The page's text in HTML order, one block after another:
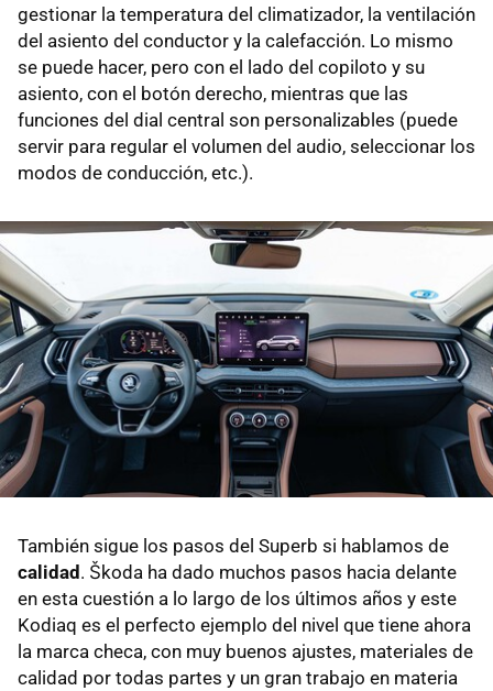
gestionar la temperatura del climatizador, la ventilación
del asiento del conductor y la calefacción. Lo mismo
se puede hacer, pero con el lado del copiloto y su
asiento, con el botón derecho, mientras que las
funciones del dial central son personalizables (puede
servir para regular el volumen del audio, seleccionar los
modos de conducción, etc.).
También sigue los pasos del Superb si hablamos de
calidad . Škoda ha dado muchos pasos hacia delante
en esta cuestión a lo largo de los últimos años y este
Kodiaq es el perfecto ejemplo del nivel que tiene ahora
la marca checa, con muy buenos ajustes, materiales de
calidad por todas partes y un gran trabajo en materia